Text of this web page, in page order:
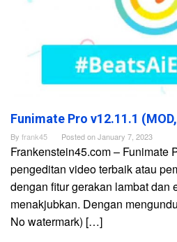
Funimate Pro v12.11.1
By frank45 Posted onJanuary 7, 2023
Frankenstein45.com – Funimate
pengeditan video terbaik atau
dengan fitur gerakan lambat dan
menakjubkan. Dengan
No watermark) […]